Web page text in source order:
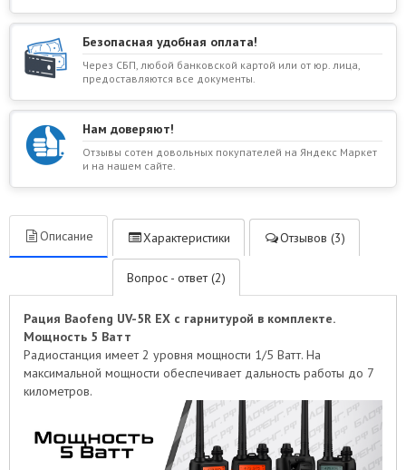
Безопасная удобная оплата!
Через СБП, любой банковской картой или от юр. лица,
предоставляются все документы.
Нам доверяют!
Отзывы сотен довольных покупателей на Яндекс Маркет
и на нашем сайте.
Описание Характеристики Отзывов (3)
Вопрос - ответ (2)
Рация Baofeng UV-5R EX с гарнитурой в комплекте.
Мощность 5 Ватт
Радиостанция имеет 2 уровня мощности 1/5 Ватт. На
максимальной мощности обеспечивает дальность работы до 7
километров.